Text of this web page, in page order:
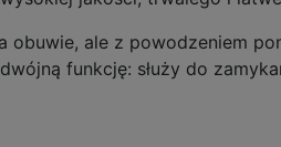
obuwie, ale z powodzeniem
funkcję: służy do